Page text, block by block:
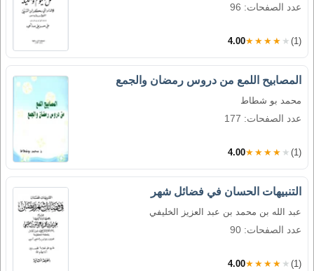
عدد الصفحات: 96
4.00★★★★★ (1)
المصابيح اللمع من دروس رمضان والجمع
محمد بو شطاط
عدد الصفحات: 177
4.00★★★★★ (1)
التنبيهات الحسان في فضائل شهر
عبد الله بن محمد بن عبد العزيز الخليفي
عدد الصفحات: 90
4.00★★★★★ (1)